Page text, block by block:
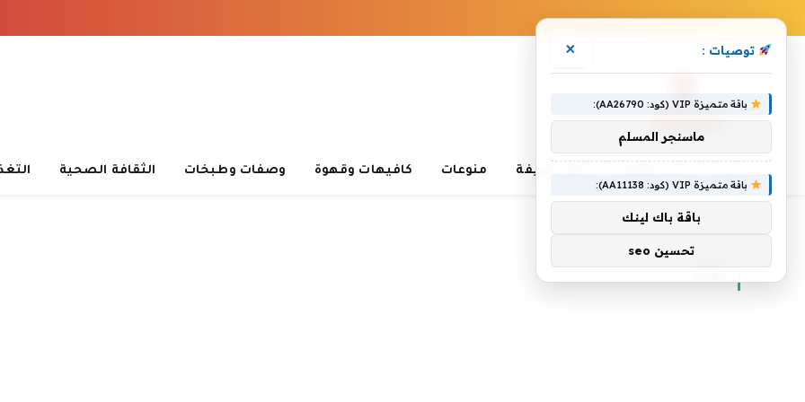
أخبار خفيفة منوعات كافيهات وقهوة وصفات وطبخات الثقافة الصحية
» أوبرا
أوبرا
توصيات : ×
باقة متميزة VIP (كود: AA26790):
ماسنجر المسلم
باقة متميزة VIP (كود: AA11138):
باقة باك لينك
تحسين seo